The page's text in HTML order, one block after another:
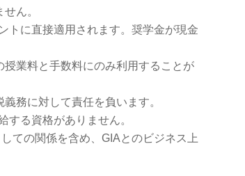
ん。
トに直接適用されます。奨学金が現金
業料と手数料にのみ利用することが
務に対して責任を負います。
する資格がありません。
ての関係を含め、GIAとのビジネス上